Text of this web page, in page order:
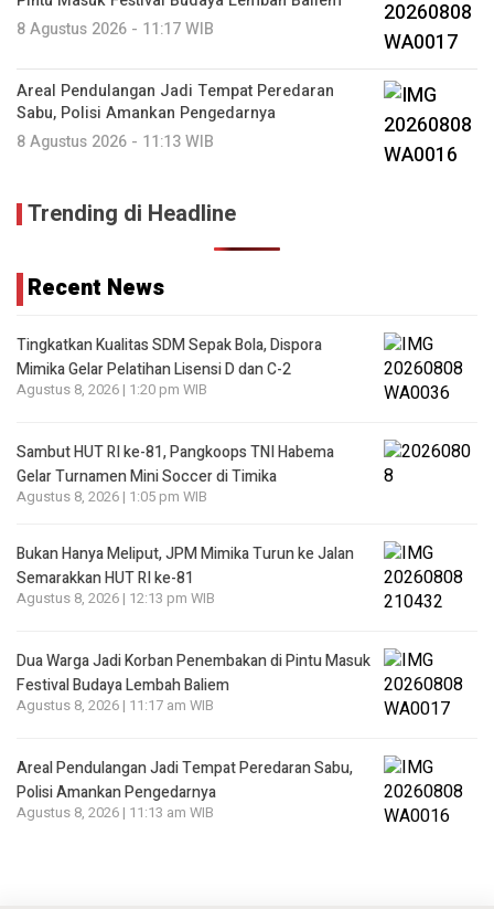
8 Agustus 2026 - 11:17 WIB
Areal Pendulangan Jadi Tempat Peredaran
Sabu, Polisi Amankan Pengedarnya
8 Agustus 2026 - 11:13 WIB
Trending di Headline
Recent News
Tingkatkan Kualitas SDM Sepak Bola, Dispora
Mimika Gelar Pelatihan Lisensi D dan C-2
Agustus 8, 2026 | 1:20 pm WIB
Sambut HUT RI ke-81, Pangkoops TNI Habema
Gelar Turnamen Mini Soccer di Timika
Agustus 8, 2026 | 1:05 pm WIB
Bukan Hanya Meliput, JPM Mimika Turun ke Jalan
Semarakkan HUT RI ke-81
Agustus 8, 2026 | 12:13 pm WIB
Dua Warga Jadi Korban Penembakan di Pintu Masuk
Festival Budaya Lembah Baliem
Agustus 8, 2026 | 11:17 am WIB
Areal Pendulangan Jadi Tempat Peredaran Sabu,
Polisi Amankan Pengedarnya
Agustus 8, 2026 | 11:13 am WIB